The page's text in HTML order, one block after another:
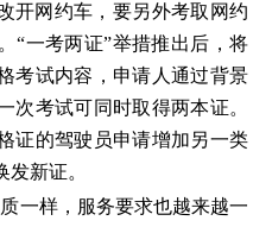
开网约车，要另外考取网约
“一考两证”举措推出后，将
考试内容，申请人通过背景
次考试可同时取得两本证。
证的驾驶员申请增加另一类
新证。
一样，服务要求也越来越一